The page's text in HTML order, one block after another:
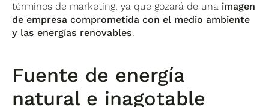
términos de marketing, ya que gozará de una imagen
de empresa comprometida con el medio ambiente
y las energías renovables.
Fuente de energía
natural e inagotable